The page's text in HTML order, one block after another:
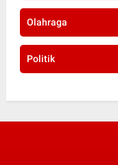
Olahraga
Politik